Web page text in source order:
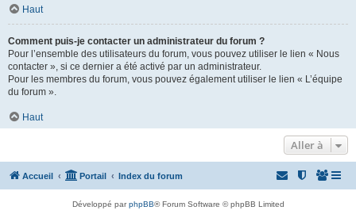
Haut
Comment puis-je contacter un administrateur du forum ?
Pour l’ensemble des utilisateurs du forum, vous pouvez utiliser le lien « Nous
contacter », si ce dernier a été activé par un administrateur.
Pour les membres du forum, vous pouvez également utiliser le lien « L’équipe
du forum ».
Haut
Aller à
Accueil Portail Index du forum
Développé parphpBB® Forum Software © phpBB Limited